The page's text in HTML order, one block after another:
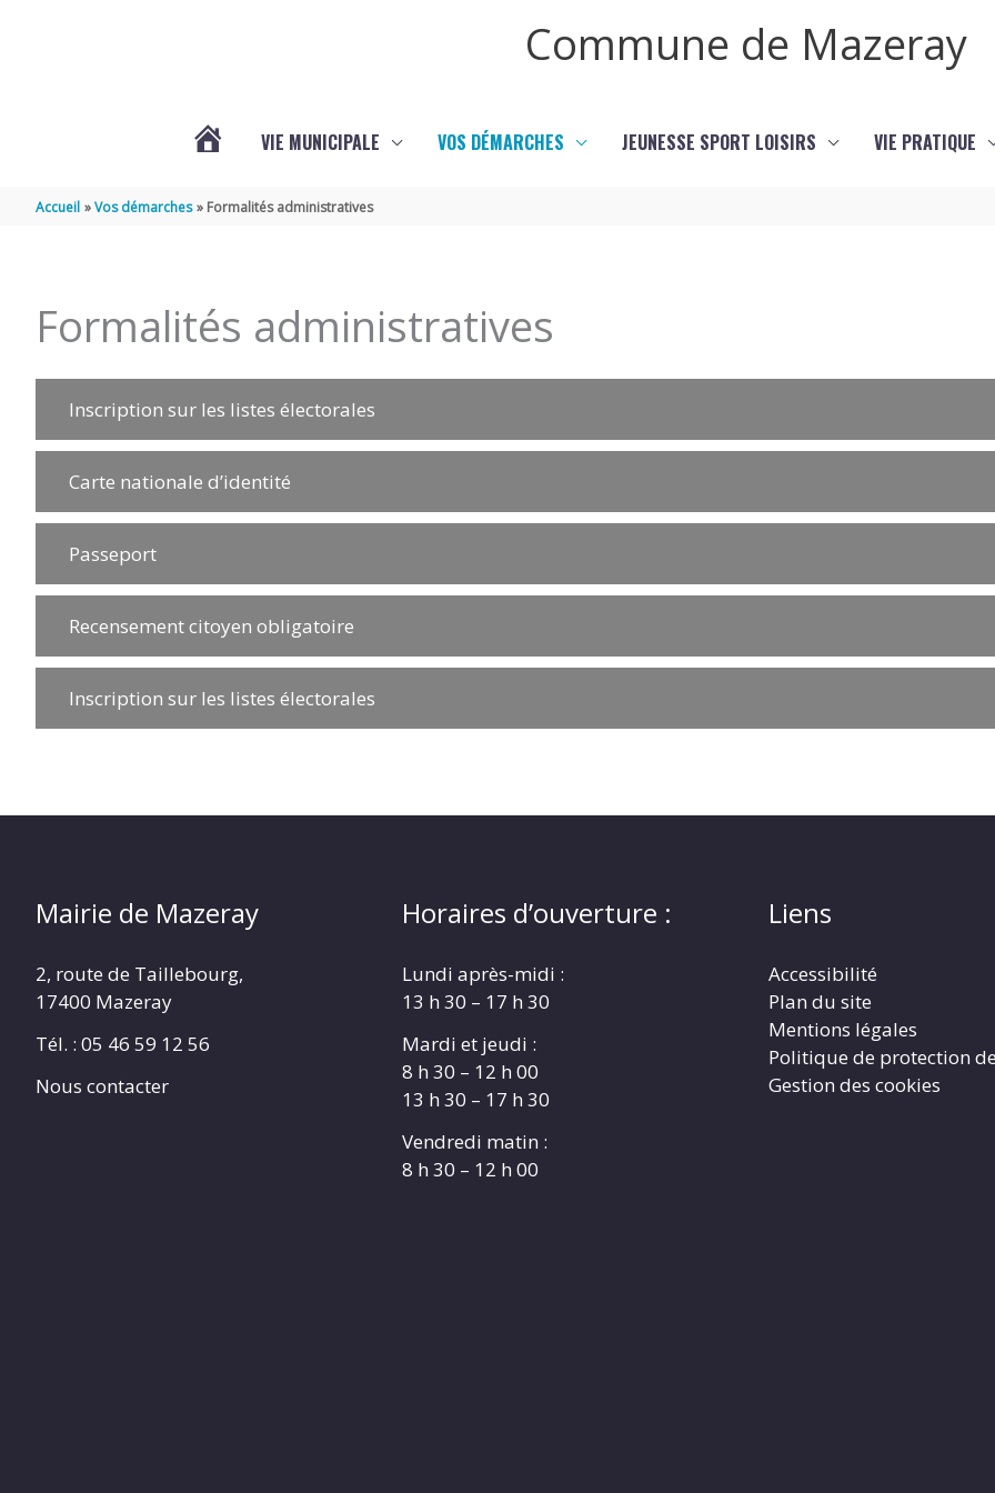
Commune de Mazeray
MAZERAY
VIE MUNICIPALE VOS DÉMARCHES JEUNESSE SPORT LOISIRS VIE PRATIQUE
Accueil Vos démarches Formalités administratives
Formalités administratives
Inscription sur les listes électorales
Carte nationale d’identité
Passeport
Recensement citoyen obligatoire
Inscription sur les listes électorales
Mairie de Mazeray
2, route de Taillebourg,
17400 Mazeray
Tél. : 05 46 59 12 56
Nous contacter
Horaires d’ouverture :
Lundi après-midi :
13 h 30 – 17 h 30
Mardi et jeudi :
8 h 30 – 12 h 00
13 h 30 – 17 h 30
Vendredi matin :
8 h 30 – 12 h 00
Liens
Accessibilité
Plan du site
Mentions légales
Politique de protection
Gestion des cookies